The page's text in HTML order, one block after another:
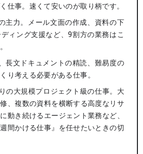
仕事。速くて安いのが取り柄です。
主力。メール文面の作成、資料の下
ィング支援など、9割方の業務はこ
長文ドキュメントの精読、難易度の
り考える必要がある仕事。
の大規模プロジェクト級の仕事。大
、複数の資料を横断する高度なリサ
動き続けるエージェント業務など、
間かける仕事』を任せたいときの切